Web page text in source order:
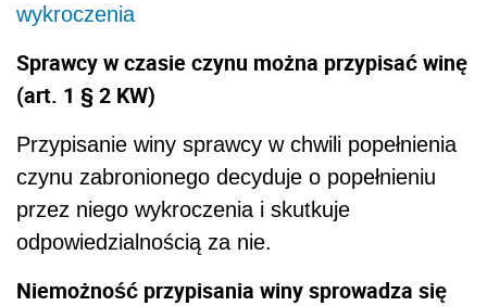
wykroczenia
Sprawcy w czasie czynu można przypisać winę
(art. 1 § 2 KW)
Przypisanie winy sprawcy w chwili popełnienia
czynu zabronionego decyduje o popełnieniu
przez niego wykroczenia i skutkuje
odpowiedzialnością za nie.
Niemożność przypisania winy sprowadza się